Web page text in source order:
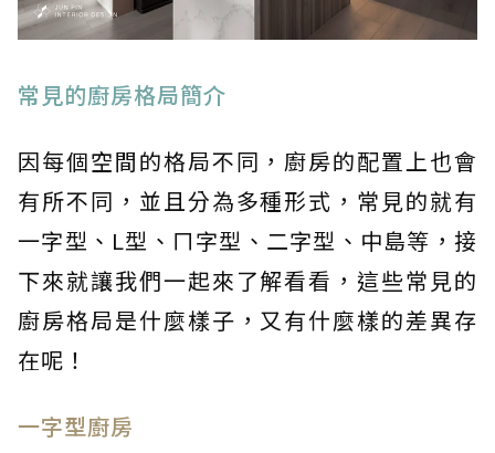
常見的廚房格局簡介
因每個空間的格局不同，廚房的配置上也會
有所不同，並且分為多種形式，常見的就有
一字型、L型、ㄇ字型、二字型、中島等，接
下來就讓我們一起來了解看看，這些常見的
廚房格局是什麼樣子，又有什麼樣的差異存
在呢！
一字型廚房